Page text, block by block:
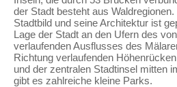
der Stadt besteht aus
Stadtbild und seine Architektur ist
Lage der Stadt an den Ufern des
verlaufenden Ausflusses des
Richtung verlaufenden
und der zentralen Stadtinsel mitten
gibt es zahlreiche kleine Parks.